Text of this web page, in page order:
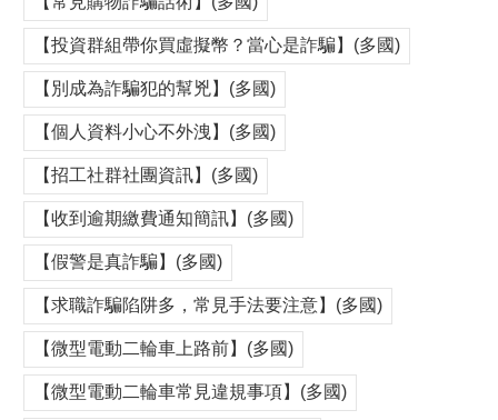
【投資群組帶你買虛擬幣？當心是詐騙】(多國)
【別成為詐騙犯的幫兇】(多國)
【個人資料小心不外洩】(多國)
【招工社群社團資訊】(多國)
【收到逾期繳費通知簡訊】(多國)
【假警是真詐騙】(多國)
【求職詐騙陷阱多，常見手法要注意】(多國)
【微型電動二輪車上路前】(多國)
【微型電動二輪車常見違規事項】(多國)